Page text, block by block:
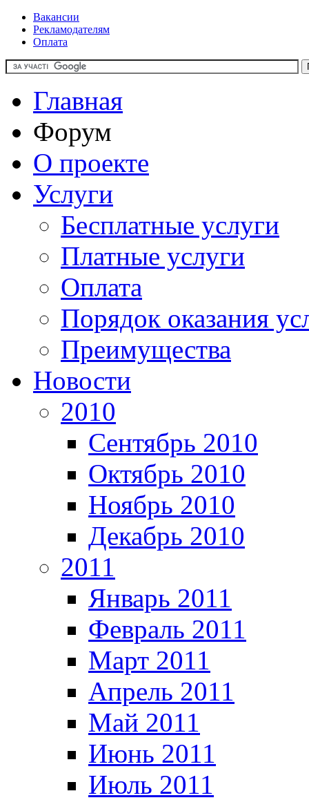
Вакансии
Рекламодателям
Оплата
Главная
Форум
О проекте
Услуги
Бесплатные услуги
Платные услуги
Оплата
Порядок оказания
Преимущества
Новости
2010
Сентябрь 2010
Октябрь 2010
Ноябрь 2010
Декабрь 2010
2011
Январь 2011
Февраль 2011
Март 2011
Апрель 2011
Май 2011
Июнь 2011
Июль 2011